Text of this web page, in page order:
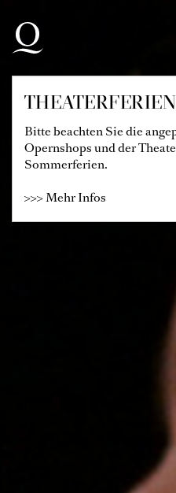
Zur Hauptnavigation
Zum Hauptinhalt
Zum Footer springen
THEATERFERIEN
Bitte beachten Sie die
Opernshops und der
Sommerferien.
>>> Mehr Infos